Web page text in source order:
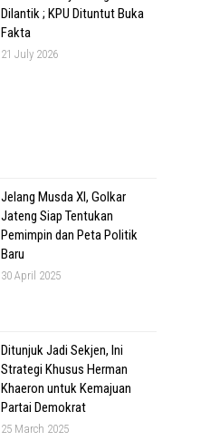
Dilantik ; KPU Dituntut Buka
Fakta
21 July 2026
Jelang Musda XI, Golkar
Jateng Siap Tentukan
Pemimpin dan Peta Politik
Baru
30 April 2025
Ditunjuk Jadi Sekjen, Ini
Strategi Khusus Herman
Khaeron untuk Kemajuan
Partai Demokrat
25 March 2025